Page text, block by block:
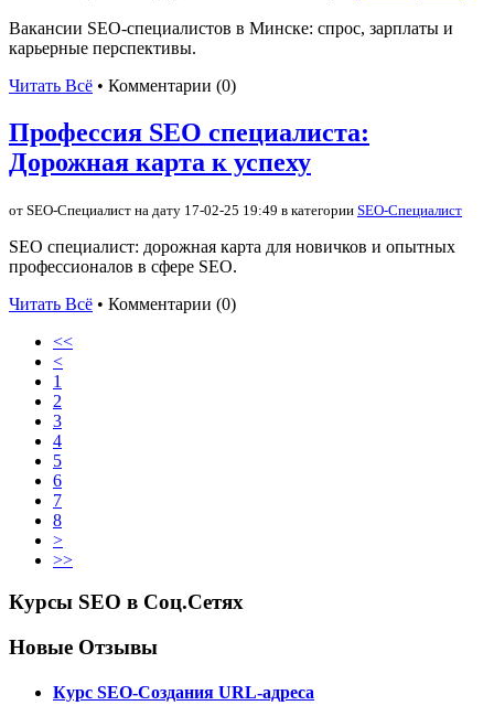
Вакансии SEO-специалистов в Минске: спрос, зарплаты и
карьерные перспективы.
Читать Всё • Комментарии (0)
Профессия SEO специалиста:
Дорожная карта к успеху
от SEO-Специалист на дату 17-02-25 19:49 в категории SEO-Специалист
SEO специалист: дорожная карта для новичков и опытных
профессионалов в сфере SEO.
Читать Всё • Комментарии (0)
<<
<
1
2
3
4
5
6
7
8
>
>>
Курсы SEO в Соц.Сетях
Новые Отзывы
Курс SEO-Создания URL-адреса